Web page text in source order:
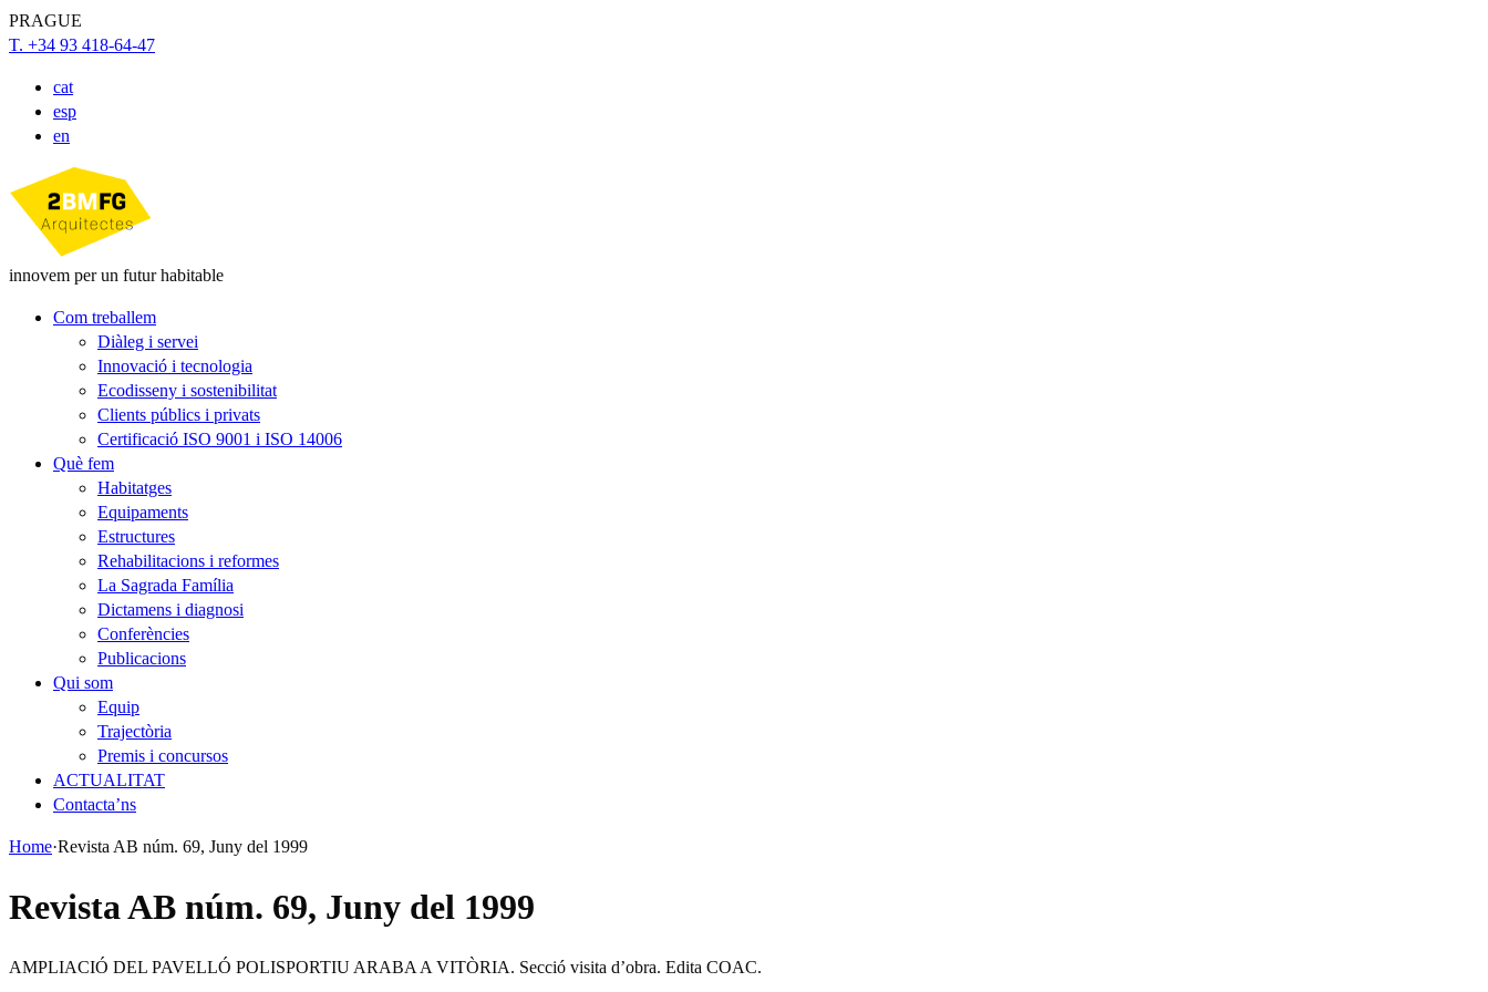
PRAGUE
T. +34 93 418-64-47
cat
esp
en
innovem per un futur habitable
Com treballem
Diàleg i servei
Innovació i tecnologia
Ecodisseny i sostenibilitat
Clients públics i privats
Certificació ISO 9001 i ISO 14006
Què fem
Habitatges
Equipaments
Estructures
Rehabilitacions i reformes
La Sagrada Família
Dictamens i diagnosi
Conferències
Publicacions
Qui som
Equip
Trajectòria
Premis i concursos
ACTUALITAT
Contacta’ns
Home·Revista AB núm. 69, Juny del 1999
Revista AB núm. 69, Juny del 1999
AMPLIACIÓ DEL PAVELLÓ POLISPORTIU ARABA A VITÒRIA. Secció visita d’obra. Edita COAC.